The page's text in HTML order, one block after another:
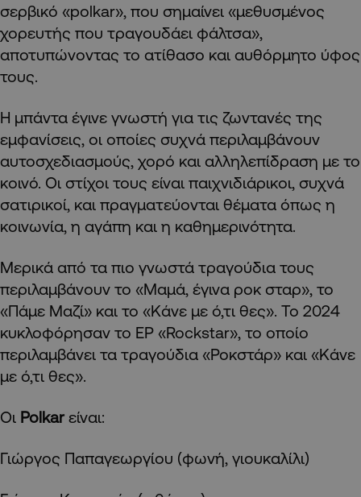
σερβικό «polkar», που σημαίνει «μεθυσμένος
χορευτής που τραγουδάει φάλτσα»,
αποτυπώνοντας το ατίθασο και αυθόρμητο ύφος
τους.
Η μπάντα έγινε γνωστή για τις ζωντανές της
εμφανίσεις, οι οποίες συχνά περιλαμβάνουν
αυτοσχεδιασμούς, χορό και αλληλεπίδραση με το
κοινό. Οι στίχοι τους είναι παιχνιδιάρικοι, συχνά
σατιρικοί, και πραγματεύονται θέματα όπως η
κοινωνία, η αγάπη και η καθημερινότητα.
Μερικά από τα πιο γνωστά τραγούδια τους
περιλαμβάνουν το «Μαμά, έγινα ροκ σταρ», το
«Πάμε Μαζί» και το «Κάνε με ό,τι θες». Το 2024
κυκλοφόρησαν το EP «Rockstar», το οποίο
περιλαμβάνει τα τραγούδια «Ροκστάρ» και «Κάνε
με ό,τι θες».
Οι Polkar είναι:
Γιώργος Παπαγεωργίου (φωνή, γιουκαλίλι)